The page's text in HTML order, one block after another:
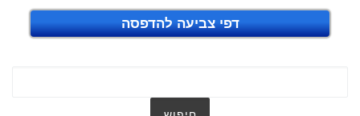
דפי צביעה להדפסה